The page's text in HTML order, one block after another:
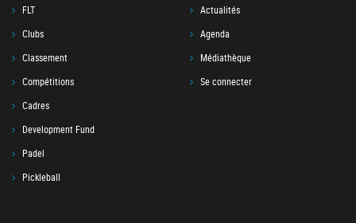
FLT
Clubs
Classement
Compétitions
Cadres
Development Fund
Padel
Pickleball
Actualités
Agenda
Médiathèque
Se connecter